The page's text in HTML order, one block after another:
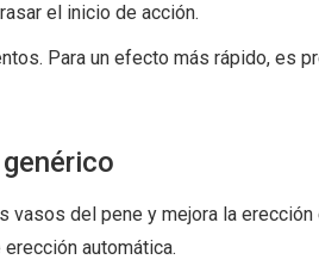
el inicio de acción.
Para un efecto más rápido, es
vasos del pene y mejora la
automática.